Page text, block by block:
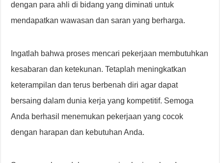
dengan para ahli di bidang yang diminati untuk
mendapatkan wawasan dan saran yang berharga.
Ingatlah bahwa proses mencari pekerjaan membutuhkan
kesabaran dan ketekunan. Tetaplah meningkatkan
keterampilan dan terus berbenah diri agar dapat
bersaing dalam dunia kerja yang kompetitif. Semoga
Anda berhasil menemukan pekerjaan yang cocok
dengan harapan dan kebutuhan Anda.